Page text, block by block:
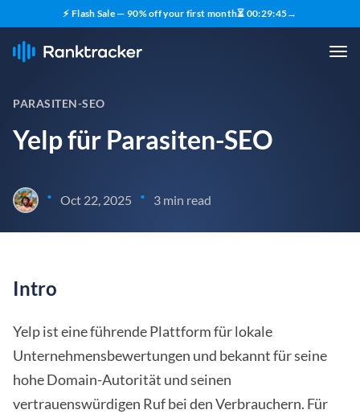
⚡ Flash Sale — 90% off your first month⏳ 00:29:44→
PARASITEN-SEO
Yelp für Parasiten-SEO
• Oct 22, 2025 • 3 min read
Intro
Yelp ist eine führende Plattform für lokale
Unternehmensbewertungen und bekannt für seine
hohe Domain-Autorität und seinen
vertrauenswürdigen Ruf bei den Verbrauchern. Für